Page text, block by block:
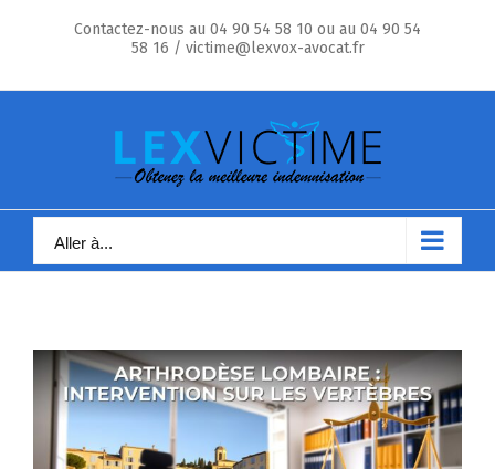
Contactez-nous au 04 90 54 58 10 ou au 04 90 54
58 16 / victime@lexvox-avocat.fr
Aller à...
Voir
l'image